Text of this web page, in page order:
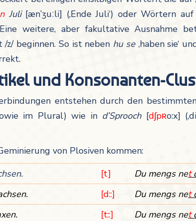
Juli[æn’ʒuːli] (‚Ende Juli‘) oder Wörtern auf
Eine weitere, aber fakultative Ausnahme
z/ beginnen. So ist neben hu se‚haben sie‘
und Konsonanten-
entstehen durch den
im Plural) wie in d’Sprooch[dʃpʀo:x]
von Plosiven kommen:
[t] Du mengs net
[d::] Du mengs net
[t::] Du mengs net